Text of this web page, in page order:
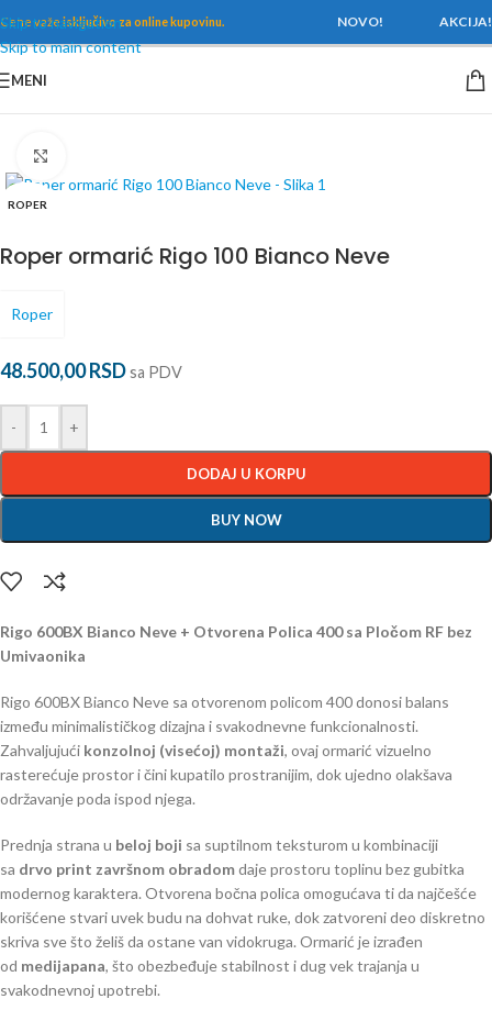
Skip to navigation
Skip to main content
Cene važeisključivo za online kupovinu. NOVO! AKCIJA!
MENI
ROPER
Roper ormarić Rigo 100 Bianco Neve
Roper
48.500,00RSDsa PDV
- +
DODAJ U KORPU
BUY NOW
Rigo 600BX Bianco Neve + Otvorena Polica 400 sa Pločom RF bez
Umivaonika
Rigo 600BX Bianco Neve sa otvorenom policom 400 donosi balans
između minimalističkog dizajna i svakodnevne funkcionalnosti.
Zahvaljujući konzolnoj (visećoj) montaži, ovaj ormarić vizuelno
rasterećuje prostor i čini kupatilo prostranijim, dok ujedno olakšava
održavanje poda ispod njega.
Prednja strana u beloj boji sa suptilnom teksturom u kombinaciji
sa drvo print završnom obradomdaje prostoru toplinu bez gubitka
modernog karaktera. Otvorena bočna polica omogućava ti da najčešće
korišćene stvari uvek budu na dohvat ruke, dok zatvoreni deo diskretno
skriva sve što želiš da ostane van vidokruga. Ormarić je izrađen
od medijapana, što obezbeđuje stabilnost i dug vek trajanja u
svakodnevnoj upotrebi.